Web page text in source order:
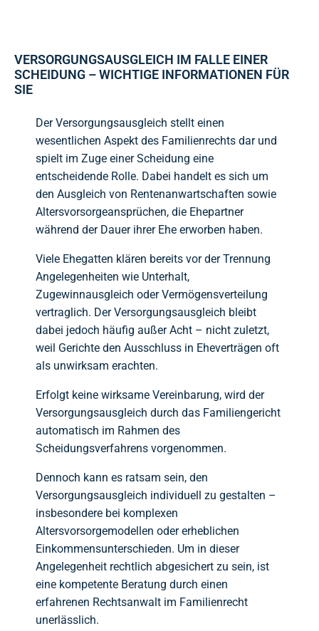
VERSORGUNGSAUSGLEICH IM FALLE EINER
SCHEIDUNG – WICHTIGE INFORMATIONEN FÜR
SIE
Der Versorgungsausgleich stellt einen
wesentlichen Aspekt des Familienrechts dar und
spielt im Zuge einer Scheidung eine
entscheidende Rolle. Dabei handelt es sich um
den Ausgleich von Rentenanwartschaften sowie
Altersvorsorgeansprüchen, die Ehepartner
während der Dauer ihrer Ehe erworben haben.
Viele Ehegatten klären bereits vor der Trennung
Angelegenheiten wie Unterhalt,
Zugewinnausgleich oder Vermögensverteilung
vertraglich. Der Versorgungsausgleich bleibt
dabei jedoch häufig außer Acht – nicht zuletzt,
weil Gerichte den Ausschluss in Eheverträgen oft
als unwirksam erachten.
Erfolgt keine wirksame Vereinbarung, wird der
Versorgungsausgleich durch das Familiengericht
automatisch im Rahmen des
Scheidungsverfahrens vorgenommen.
Dennoch kann es ratsam sein, den
Versorgungsausgleich individuell zu gestalten –
insbesondere bei komplexen
Altersvorsorgemodellen oder erheblichen
Einkommensunterschieden. Um in dieser
Angelegenheit rechtlich abgesichert zu sein, ist
eine kompetente Beratung durch einen
erfahrenen Rechtsanwalt im Familienrecht
unerlässlich.